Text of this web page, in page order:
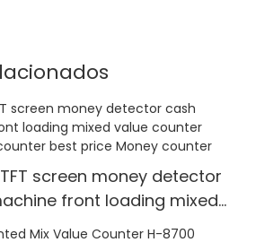
screen money detector
front loading mixed
money counter